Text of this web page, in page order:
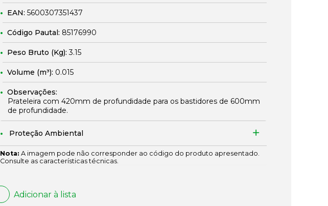
EAN: 5600307351437
Código Pautal: 85176990
Peso Bruto (Kg):3.15
Volume (m³): 0.015
Observações:
Prateleira com 420mm de profundidade para os bastidores de 600mm
de profundidade.
Proteção Ambiental
Nota: A imagem pode não corresponder ao código do produto apresentado.
Consulte as características técnicas.
Adicionar à lista